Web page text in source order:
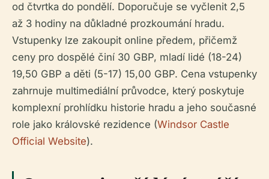
od čtvrtka do pondělí. Doporučuje se vyčlenit 2,5
až 3 hodiny na důkladné prozkoumání hradu.
Vstupenky lze zakoupit online předem, přičemž
ceny pro dospělé činí 30 GBP, mladí lidé (18-24)
19,50 GBP a děti (5-17) 15,00 GBP. Cena vstupenky
zahrnuje multimediální průvodce, který poskytuje
komplexní prohlídku historie hradu a jeho současné
role jako královské rezidence (Windsor Castle
Official Website).